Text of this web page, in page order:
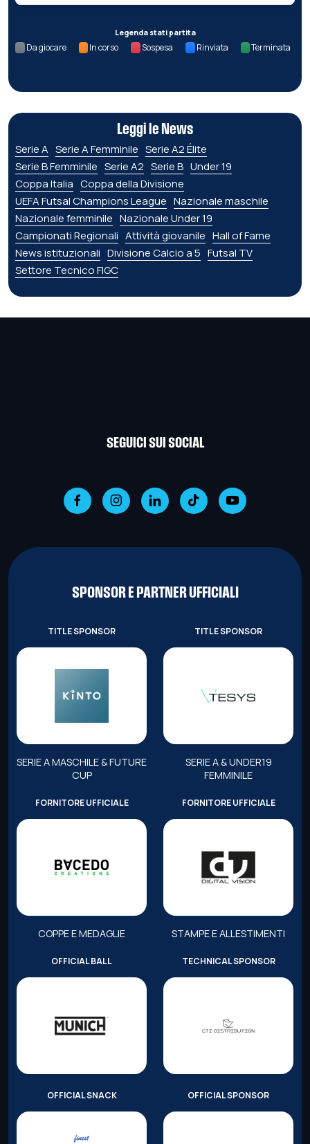
Legenda stati partita
Da giocare In corso Sospesa Rinviata Terminata
Leggi le News
Serie A Serie A Femminile Serie A2 Élite
Serie B Femminile Serie A2 Serie B Under 19
Coppa Italia Coppa della Divisione
UEFA Futsal Champions League Nazionale maschile
Nazionale femminile Nazionale Under 19
Campionati Regionali Attività giovanile Hall of Fame
News istituzionali Divisione Calcio a 5 Futsal TV
Settore Tecnico FIGC
SEGUICI SUI SOCIAL
SPONSOR E PARTNER UFFICIALI
TITLE SPONSOR
SERIE A MASCHILE & FUTURE
CUP
TITLE SPONSOR
SERIE A & UNDER19
FEMMINILE
FORNITORE UFFICIALE
COPPE E MEDAGLIE
FORNITORE UFFICIALE
STAMPE E ALLESTIMENTI
OFFICIAL BALL TECHNICAL SPONSOR
OFFICIAL SNACK OFFICIAL SPONSOR